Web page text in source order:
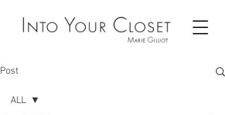
Post
ALL